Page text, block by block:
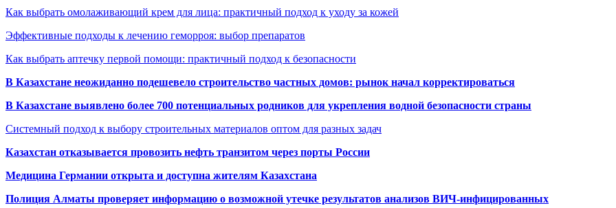
Как выбрать омолаживающий крем для лица: практичный подход к уходу за кожей
Эффективные подходы к лечению геморроя: выбор препаратов
Как выбрать аптечку первой помощи: практичный подход к безопасности
В Казахстане неожиданно подешевело строительство частных домов: рынок начал корректироваться
В Казахстане выявлено более 700 потенциальных родников для укрепления водной безопасности страны
Системный подход к выбору строительных материалов оптом для разных задач
Казахстан отказывается провозить нефть транзитом через порты России
Медицина Германии открыта и доступна жителям Казахстана
Полиция Алматы проверяет информацию о возможной утечке результатов анализов ВИЧ-инфицированных